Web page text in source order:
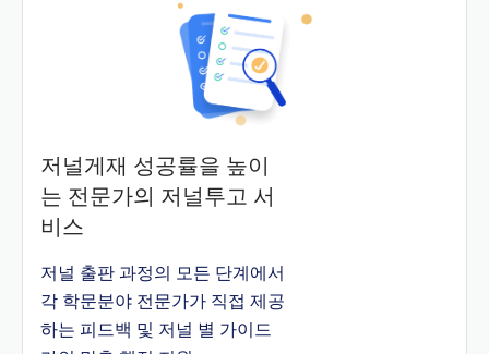
저널게재 성공률을 높이
는 전문가의 저널투고 서
비스
저널 출판 과정의 모든 단계에서
각 학문분야 전문가가 직접 제공
하는 피드백 및 저널 별 가이드